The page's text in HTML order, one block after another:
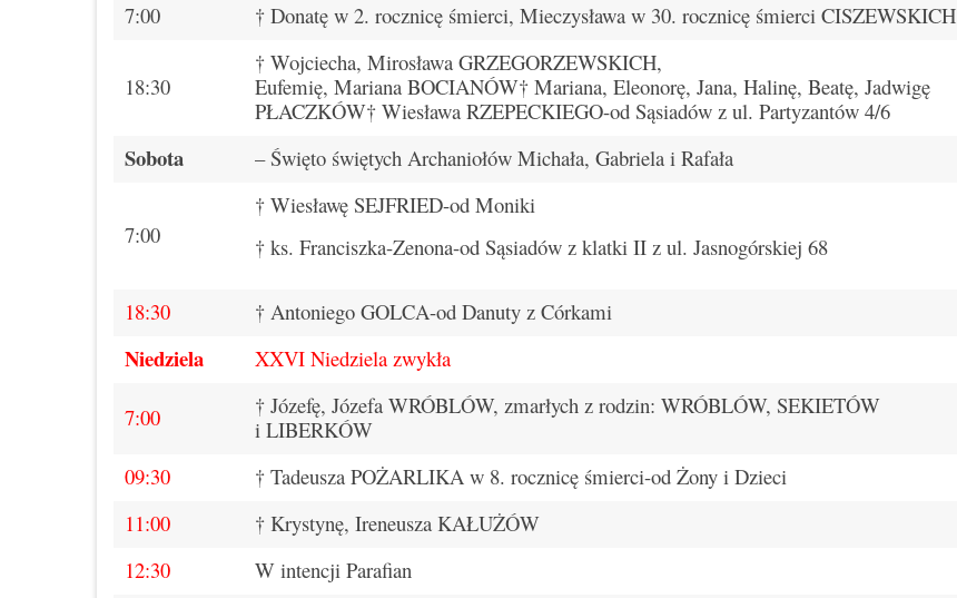
7:00
† Donatę w 2. rocznicę śmierci, Mieczysława w 30. rocznicę śmierci CISZEWSKICH
18:30
† Wojciecha, Mirosława GRZEGORZEWSKICH,
Eufemię, Mariana BOCIANÓW† Mariana, Eleonorę, Jana, Halinę, Beatę, Jadwigę
PŁACZKÓW† Wiesława RZEPECKIEGO-od Sąsiadów z ul. Partyzantów 4/6
Sobota – Święto świętych Archaniołów Michała, Gabriela i Rafała
7:00
† Wiesławę SEJFRIED-od Moniki
† ks. Franciszka-Zenona-od Sąsiadów z klatki II z ul. Jasnogórskiej 68
18:30 † Antoniego GOLCA-od Danuty z Córkami
Niedziela XXVI Niedziela zwykła
7:00
† Józefę, Józefa WRÓBLÓW, zmarłych z rodzin: WRÓBLÓW, SEKIETÓW
i LIBERKÓW
09:30
† Tadeusza POŻARLIKA w 8. rocznicę śmierci-od Żony i Dzieci
11:00
† Krystynę, Ireneusza KAŁUŻÓW
12:30
W intencji Parafian